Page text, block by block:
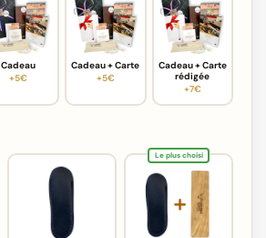
Cadeau
+5€
Cadeau + Carte
+5€
Cadeau + Carte
rédigée
+7€
Le plus choisi